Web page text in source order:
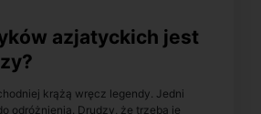
azjatyckich jest
krążą wręcz legendy. Jedni
odróżnienia. Drudzy, że trzeba je